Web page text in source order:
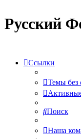
Русский
Ссылки
Темы без
Поиск
Наша